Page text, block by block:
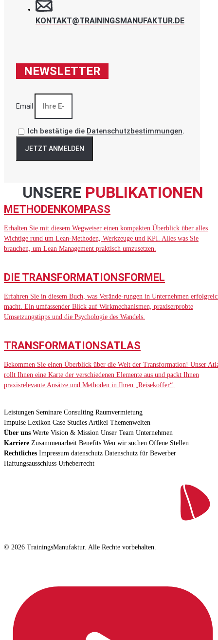
KONTAKT@TRAININGSMANUFAKTUR.DE
NEWSLETTER
Email
Ich bestätige die Datenschutzbestimmungen.
JETZT ANMELDEN
UNSERE PUBLIKATIONEN
METHODENKOMPASS
Erhalten Sie mit diesem Wegweiser einen kompakten Überblick über alles
Wichtige rund um Lean-Methoden, Werkzeuge und KPI. Alles was Sie
brauchen, um Lean Management praktisch umzusetzen.
DIE TRANSFORMATIONSFORMEL
Erfahren Sie in diesem Buch, was Verände-rungen in Unternehmen
macht. Ein umfassender Blick auf Wirkmechanismen, praxiserprobte
Umsetzungstipps und die Psychologie des Wandels.
TRANSFORMATIONSATLAS
Bekommen Sie einen Überblick über die Welt der Transformation! Unser
rollt Ihnen eine Karte der verschiedenen Elemente aus und packt Ihnen
praxisrelevante Ansätze und Methoden in Ihren „Reisekoffer“.
Leistungen Seminare Consulting Raumvermietung
Impulse Lexikon Case Studies Artikel Themenwelten
Über uns Werte Vision & Mission Unser Team Unternehmen
Karriere Zusammenarbeit Benefits Wen wir suchen Offene Stellen
Rechtliches Impressum datenschutz Datenschutz für Bewerber
Haftungsausschluss Urheberrecht
© 2026 TrainingsManufaktur. Alle Rechte vorbehalten.